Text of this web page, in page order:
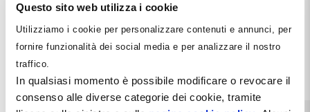
Questo sito web utilizza i cookie
Utilizziamo i cookie per personalizzare contenuti e annunci, per
fornire funzionalità dei social media e per analizzare il nostro
traffico.
In qualsiasi momento è possibile modificare o revocare il
consenso alle diverse categorie dei cookie, tramite
questione in modo tale da rendere edotto il dentista
sui comportamenti da evitare e quelli che appaiono